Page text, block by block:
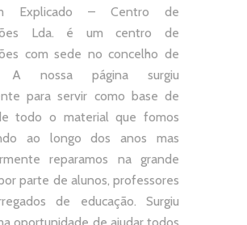
Explicado – Centro de
Lda. é um centro de
com sede no concelho de
A nossa página surgiu
para servir como base de
todo o material que fomos
ao longo dos anos mas
reparamos na grande
parte de alunos, professores
de educação. Surgiu